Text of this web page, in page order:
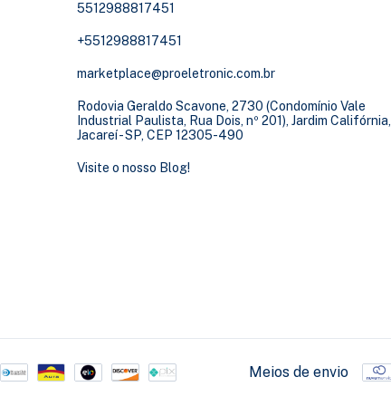
5512988817451
+5512988817451
marketplace@proeletronic.com.br
Rodovia Geraldo Scavone, 2730 (Condomínio Vale
Industrial Paulista, Rua Dois, nº 201), Jardim Califórnia,
Jacareí - SP, CEP 12305-490
Visite o nosso Blog!
Meios de envio